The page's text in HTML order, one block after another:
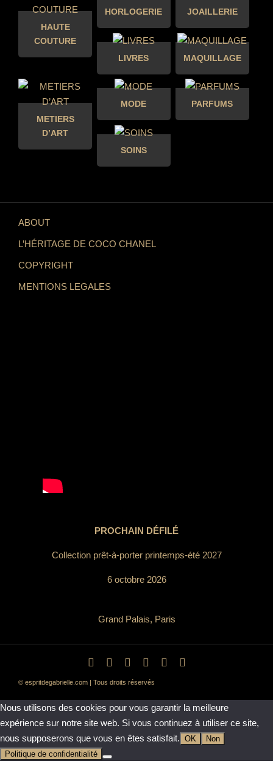
HAUTE
COUTURE
HORLOGERIE JOAILLERIE
LIVRES MAQUILLAGE
METIERS
D’ART
MODE PARFUMS
SOINS
ABOUT
L’HÉRITAGE DE COCO CHANEL
COPYRIGHT
MENTIONS LEGALES
PROCHAIN DÉFILÉ
Collection prêt-à-porter printemps-été 2027
6 octobre 2026
Grand Palais, Paris
© espritdegabrielle.com | Tous droits réservés
Nous utilisons des cookies pour vous garantir la meilleure
expérience sur notre site web. Si vous continuez à utiliser ce site,
nous supposerons que vous en êtes satisfait. OK
Non
Politique de confidentialité